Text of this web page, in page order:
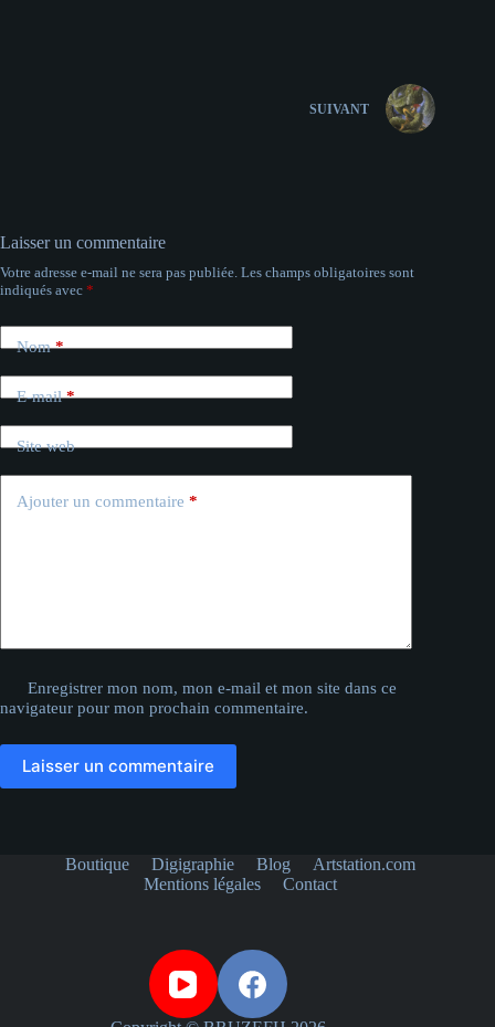
SUIVANT
Laisser un commentaire
Votre adresse e-mail ne sera pas publiée. Les champs obligatoires sont
indiqués avec *
Nom*
E-mail*
Site web
Ajouter un commentaire *
Enregistrer mon nom, mon e-mail et mon site dans ce
navigateur pour mon prochain commentaire.
Laisser un commentaire
Boutique Digigraphie Blog
Artstation.com
Mentions légales
Contact